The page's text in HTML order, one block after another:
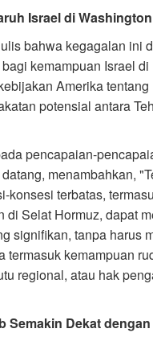
Israel di Washington
bahwa kegagalan ini
kemampuan Israel di
Amerika tentang
potensial antara
pencapaian-
menambahkan,
konsesi terbatas,
di Selat Hormuz, dapat
signifikan, tanpa harus
termasuk kemampuan
regional, atau hak
Semakin Dekat dengan